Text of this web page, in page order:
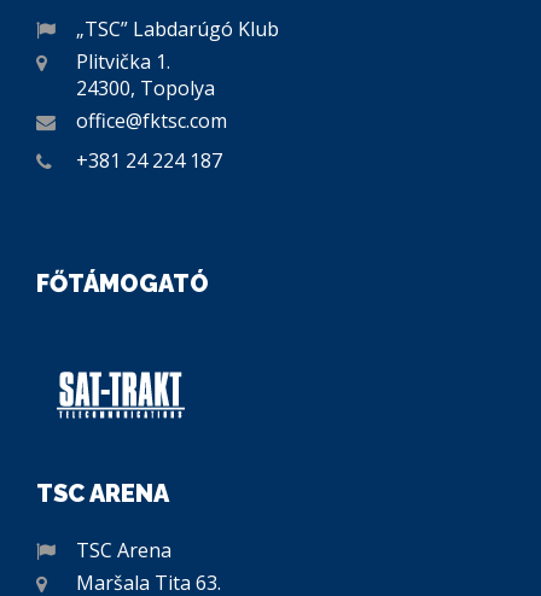
„TSC” Labdarúgó Klub
Plitvička 1.
24300, Topolya
office@fktsc.com
+381 24 224 187
FŐTÁMOGATÓ
TSC ARENA
TSC Arena
Maršala Tita 63.